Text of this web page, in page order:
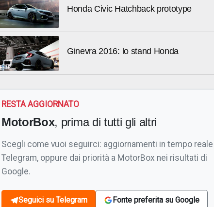
Honda Civic Hatchback prototype
Ginevra 2016: lo stand Honda
RESTA AGGIORNATO
MotorBox, prima di tutti gli altri
Scegli come vuoi seguirci: aggiornamenti in tempo
Telegram, oppure dai priorità a MotorBox nei risultati di
Google.
Seguici su Telegram Fonte preferita su Google